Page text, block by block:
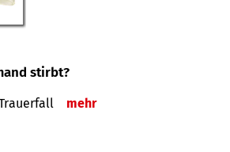
stirbt?
mehr